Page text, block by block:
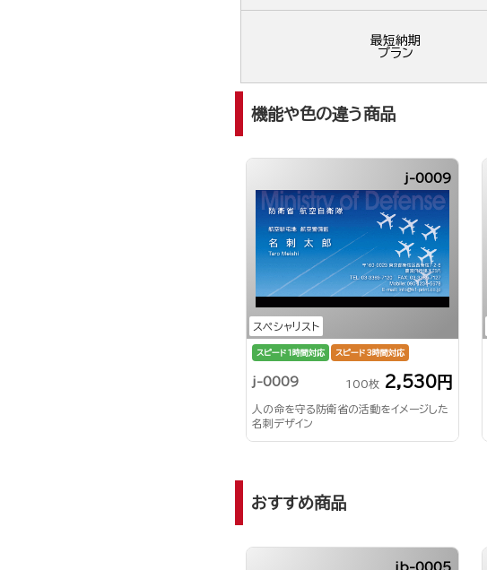
最短納期
プラン
機能や色の違う商品
スペシャリスト
j-0009
スピード1時間対応 スピード3時間対応
j-0009 100枚 2,530円
人の命を守る防衛省の活動をイメージした
名刺デザイン
おすすめ商品